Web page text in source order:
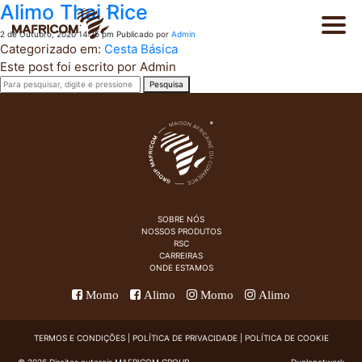
Sobre nós
Produtos
Catálogo
RSC
EN
FR
Alimo Thai Rice
2 de Outubro, 2020 14:25 pm Publicado por Admin
Categorizado em: Cesta Básica
Este post foi escrito por Admin
Pesquisa
SOBRE NÓS
NOSSOS PRODUTOS
RSC
CARREIRAS
ONDE ESTAMOS
Momo Alimo Momo Alimo
TERMOS E CONDIÇÕES| POLÍTICA DE PRIVACIDADE| POLÍTICA DE COOKIE